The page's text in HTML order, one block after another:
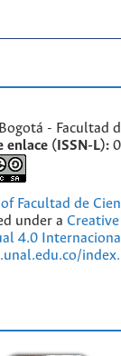
- Facultad
enlace (ISSN-L):
Facultad de
under a
4.0